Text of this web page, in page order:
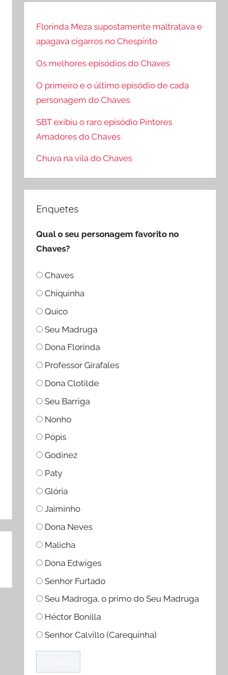
q
i
s
a
p
o
r
:
c
Florinda Meza supostamente maltratava e
apagava cigarros no Chespirito
Os melhores episódios do Chaves
O primeiro e o último episódio de cada
personagem do Chaves
SBT exibiu o raro episódio Pintores
Amadores do Chaves
Chuva na vila do Chaves
Enquetes
Qual o seu personagem favorito no
Chaves?
Chaves
Chiquinha
Quico
Seu Madruga
Dona Florinda
Professor Girafales
Dona Clotilde
Seu Barriga
Nonho
Pópis
Godinez
Paty
Glória
Jaiminho
Dona Neves
Malicha
Dona Edwiges
Senhor Furtado
Seu Madroga, o primo do Seu Madruga
Héctor Bonilla
Senhor Calvillo (Carequinha)